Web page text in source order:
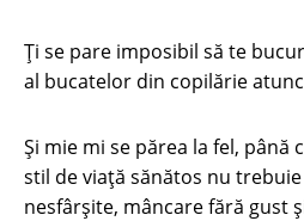
Ţi se pare imposibil să te
al bucatelor din copilărie
Şi mie mi se părea la fel, până
stil de viaţă sănătos nu
nesfârşite, mâncare fără gust